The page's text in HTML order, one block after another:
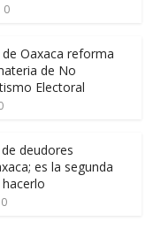
0
Oaxaca reforma
de No
Electoral
deudores
es la segunda
0